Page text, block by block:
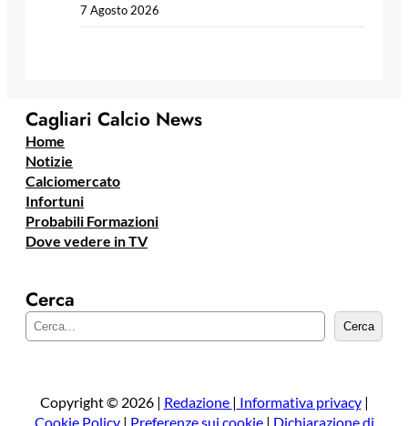
7 Agosto 2026
Cagliari Calcio News
Home
Notizie
Calciomercato
Infortuni
Probabili Formazioni
Dove vedere in TV
Cerca
e
a
Cerca
Copyright © 2026 | Redazione | Informativa privacy|
Cookie Policy| Preferenze sui cookie| Dichiarazione di